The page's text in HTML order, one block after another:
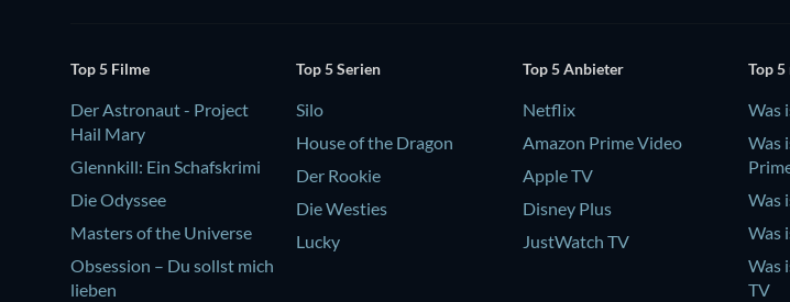
Top 5 Filme
Der Astronaut - Project
Hail Mary
Glennkill: Ein Schafskrimi
Die Odyssee
Masters of the Universe
Obsession – Du sollst mich
lieben
Top 5 Serien
Silo
House of the Dragon
Der Rookie
Die Westies
Lucky
Top 5 Anbieter
Netflix
Amazon Prime Video
Apple TV
Disney Plus
JustWatch TV
Top
Was
Was
Was
Was
Was
TV